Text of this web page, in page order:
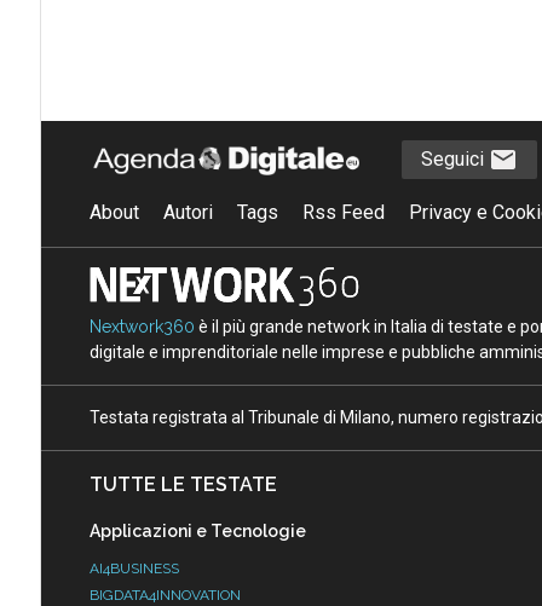
Seguici
About Autori Tags Rss Feed Privacy e
Nextwork360 è il più grande network in Italia di testate e
digitale e imprenditoriale nelle imprese e pubbliche
Testata registrata al Tribunale di Milano, numero
TUTTE LE TESTATE
Applicazioni e Tecnologie
AI4BUSINESS
BIGDATA4INNOVATION